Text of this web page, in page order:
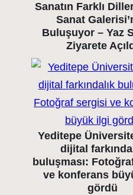
Sanatın Farklı
Sanat
Buluşuyor – Yaz
Ziyarete
Yeditepe
dijital
buluşması:
ve konferans
gördü